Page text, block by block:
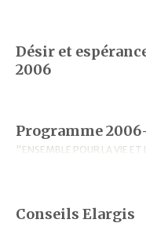
Désir et
2006
Programme
"ENSEMBLE POUR LA VIE
Conseils Elargis